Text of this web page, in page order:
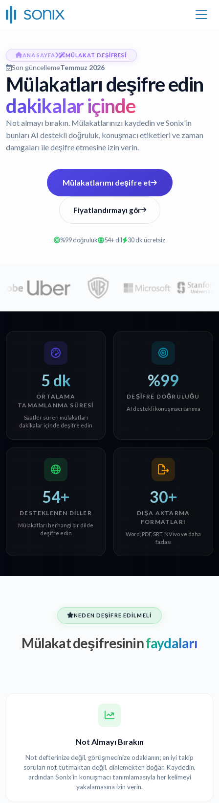
ANA SAYFA MÜLAKAT DEŞIFRESI
Son güncellemeTemmuz 2026
Mülakatları deşifre edin
dakikalar içinde
Not almayı bırakın. Mülakatlarınızı kaydedin ve Sonix'in
bunları AI destekli doğruluk, konuşmacı etiketleri ve zaman
damgaları ile deşifre etmesine izin verin.
Mülakatlarımı deşifre et
Fiyatlandırmayı gör
%99 doğruluk 54+ dil 30 dk ücretsiz
5 dk
ORTALAMA
TAMAMLANMA SÜRESI
Saatler süren mülakatları
dakikalar içinde deşifre edin
%99
DEŞIFRE DOĞRULUĞU
AI destekli konuşmacı tanıma
54+
DESTEKLENEN DILLER
Mülakatları herhangi bir dilde
deşifre edin
30+
DIŞA AKTARMA
FORMATLARI
Word, PDF, SRT, NVivo ve daha
fazlası
NEDEN DEŞIFRE EDILMELI
Mülakat deşifresininfaydaları
Not Almayı Bırakın
Not defterinize değil, görüşmecinize odaklanın; en iyi takip
soruları not tutmaktan değil, dinlemekten doğar. Kaydedin,
ardından Sonix'in konuşmacı tanımlamasıyla her kelimeyi
yakalamasına izin verin.